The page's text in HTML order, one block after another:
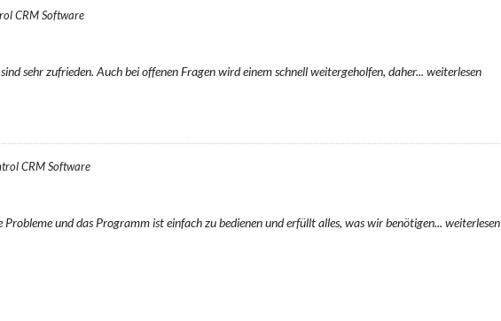
CRM Software
sehr zufrieden. Auch bei offenen Fragen wird einem schnell weitergeholfen, daher... weiterlesen
CRM Software
und das Programm ist einfach zu bedienen und erfüllt alles, was wir benötigen... weiterlesen